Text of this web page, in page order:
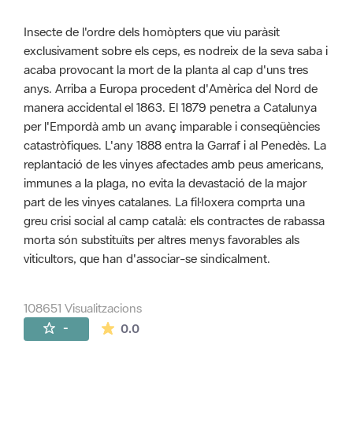
Insecte de l'ordre dels homòpters que viu paràsit
exclusivament sobre els ceps, es nodreix de la seva saba i
acaba provocant la mort de la planta al cap d'uns tres
anys. Arriba a Europa procedent d'Amèrica del Nord de
manera accidental el 1863. El 1879 penetra a Catalunya
per l'Empordà amb un avanç imparable i conseqüències
catastròfiques. L'any 1888 entra la Garraf i al Penedès. La
replantació de les vinyes afectades amb peus americans,
immunes a la plaga, no evita la devastació de la major
part de les vinyes catalanes. La fil·loxera comprta una
greu crisi social al camp català: els contractes de rabassa
morta són substituïts per altres menys favorables als
viticultors, que han d'associar-se sindicalment.
108651 Visualitzacions
- 0.0La mitjana de les valoracions és de 0